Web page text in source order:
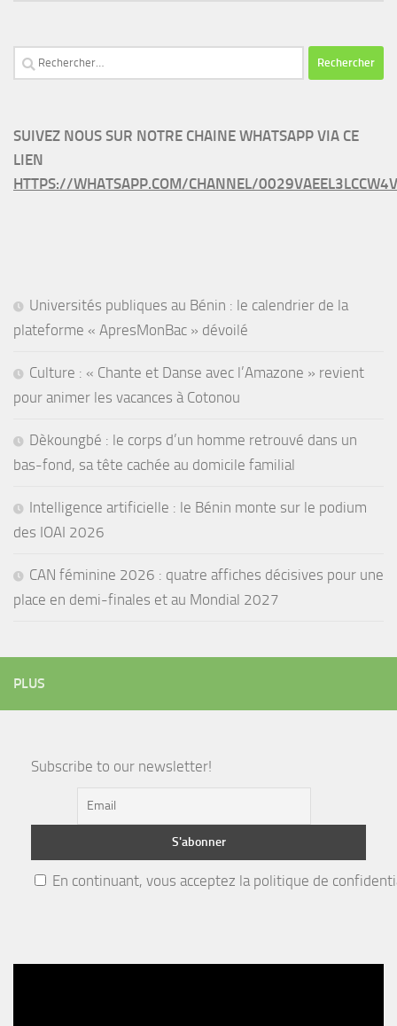
Rechercher :
SUIVEZ NOUS SUR NOTRE CHAINE WHATSAPP VIA CE
LIEN
HTTPS://WHATSAPP.COM/CHANNEL/
Universités publiques au Bénin : le calendrier de la
plateforme « ApresMonBac » dévoilé
Culture : « Chante et Danse avec l’Amazone » revient
pour animer les vacances à Cotonou
Dèkoungbé : le corps d’un homme retrouvé dans un
bas-fond, sa tête cachée au domicile familial
Intelligence artificielle : le Bénin monte sur le podium
des IOAI 2026
CAN féminine 2026 : quatre affiches décisives pour une
place en demi-finales et au Mondial 2027
PLUS
Subscribe to our newsletter!
En continuant, vous acceptez la politique de